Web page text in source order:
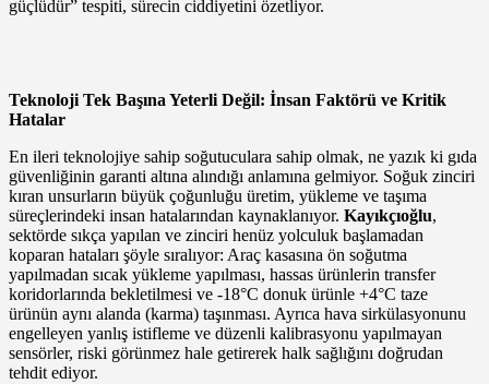
güçlüdür” tespiti, sürecin ciddiyetini özetliyor.
Teknoloji Tek Başına Yeterli Değil: İnsan Faktörü ve Kritik
Hatalar
En ileri teknolojiye sahip soğutuculara sahip olmak, ne yazık ki gıda
güvenliğinin garanti altına alındığı anlamına gelmiyor. Soğuk zinciri
kıran unsurların büyük çoğunluğu üretim, yükleme ve taşıma
süreçlerindeki insan hatalarından kaynaklanıyor. Kayıkçıoğlu,
sektörde sıkça yapılan ve zinciri henüz yolculuk başlamadan
koparan hataları şöyle sıralıyor: Araç kasasına ön soğutma
yapılmadan sıcak yükleme yapılması, hassas ürünlerin transfer
koridorlarında bekletilmesi ve -18°C donuk ürünle +4°C taze
ürünün aynı alanda (karma) taşınması. Ayrıca hava sirkülasyonunu
engelleyen yanlış istifleme ve düzenli kalibrasyonu yapılmayan
sensörler, riski görünmez hale getirerek halk sağlığını doğrudan
tehdit ediyor.